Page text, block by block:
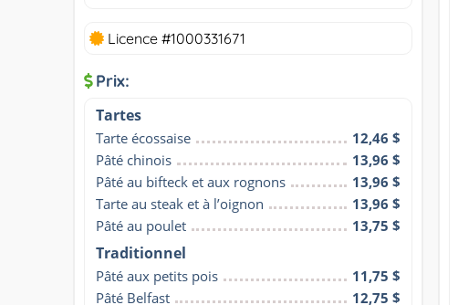
Licence #1000331671
Prix:
Tartes
Tarte écossaise
12,46 $
Pâté chinois
13,96 $
Pâté au bifteck et aux rognons
13,96 $
Tarte au steak et à l’oignon
13,96 $
Pâté au poulet
13,75 $
Traditionnel
Pâté aux petits pois
11,75 $
Pâté Belfast
12,75 $